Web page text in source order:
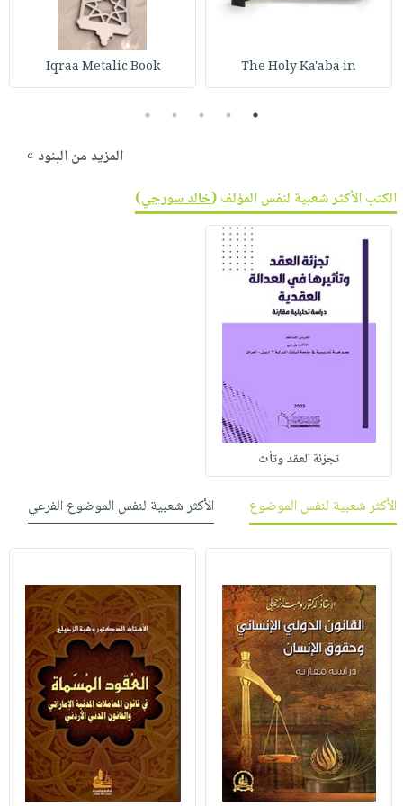
صابون
مناسباتيتكرر
طرحها
انشر
كتابك
نشرة
The Holy Ka'aba in
Iqraa Metalic Book
1
2
3
4
5
المزيد من البنود »
الكتب الأكثر شعبية لنفس المؤلف (خالد سورجي)
تجزئة العقد وتأث
الأكثر شعبية لنفس الموضوع الأكثر شعبية لنفس الموضوع الفرعي